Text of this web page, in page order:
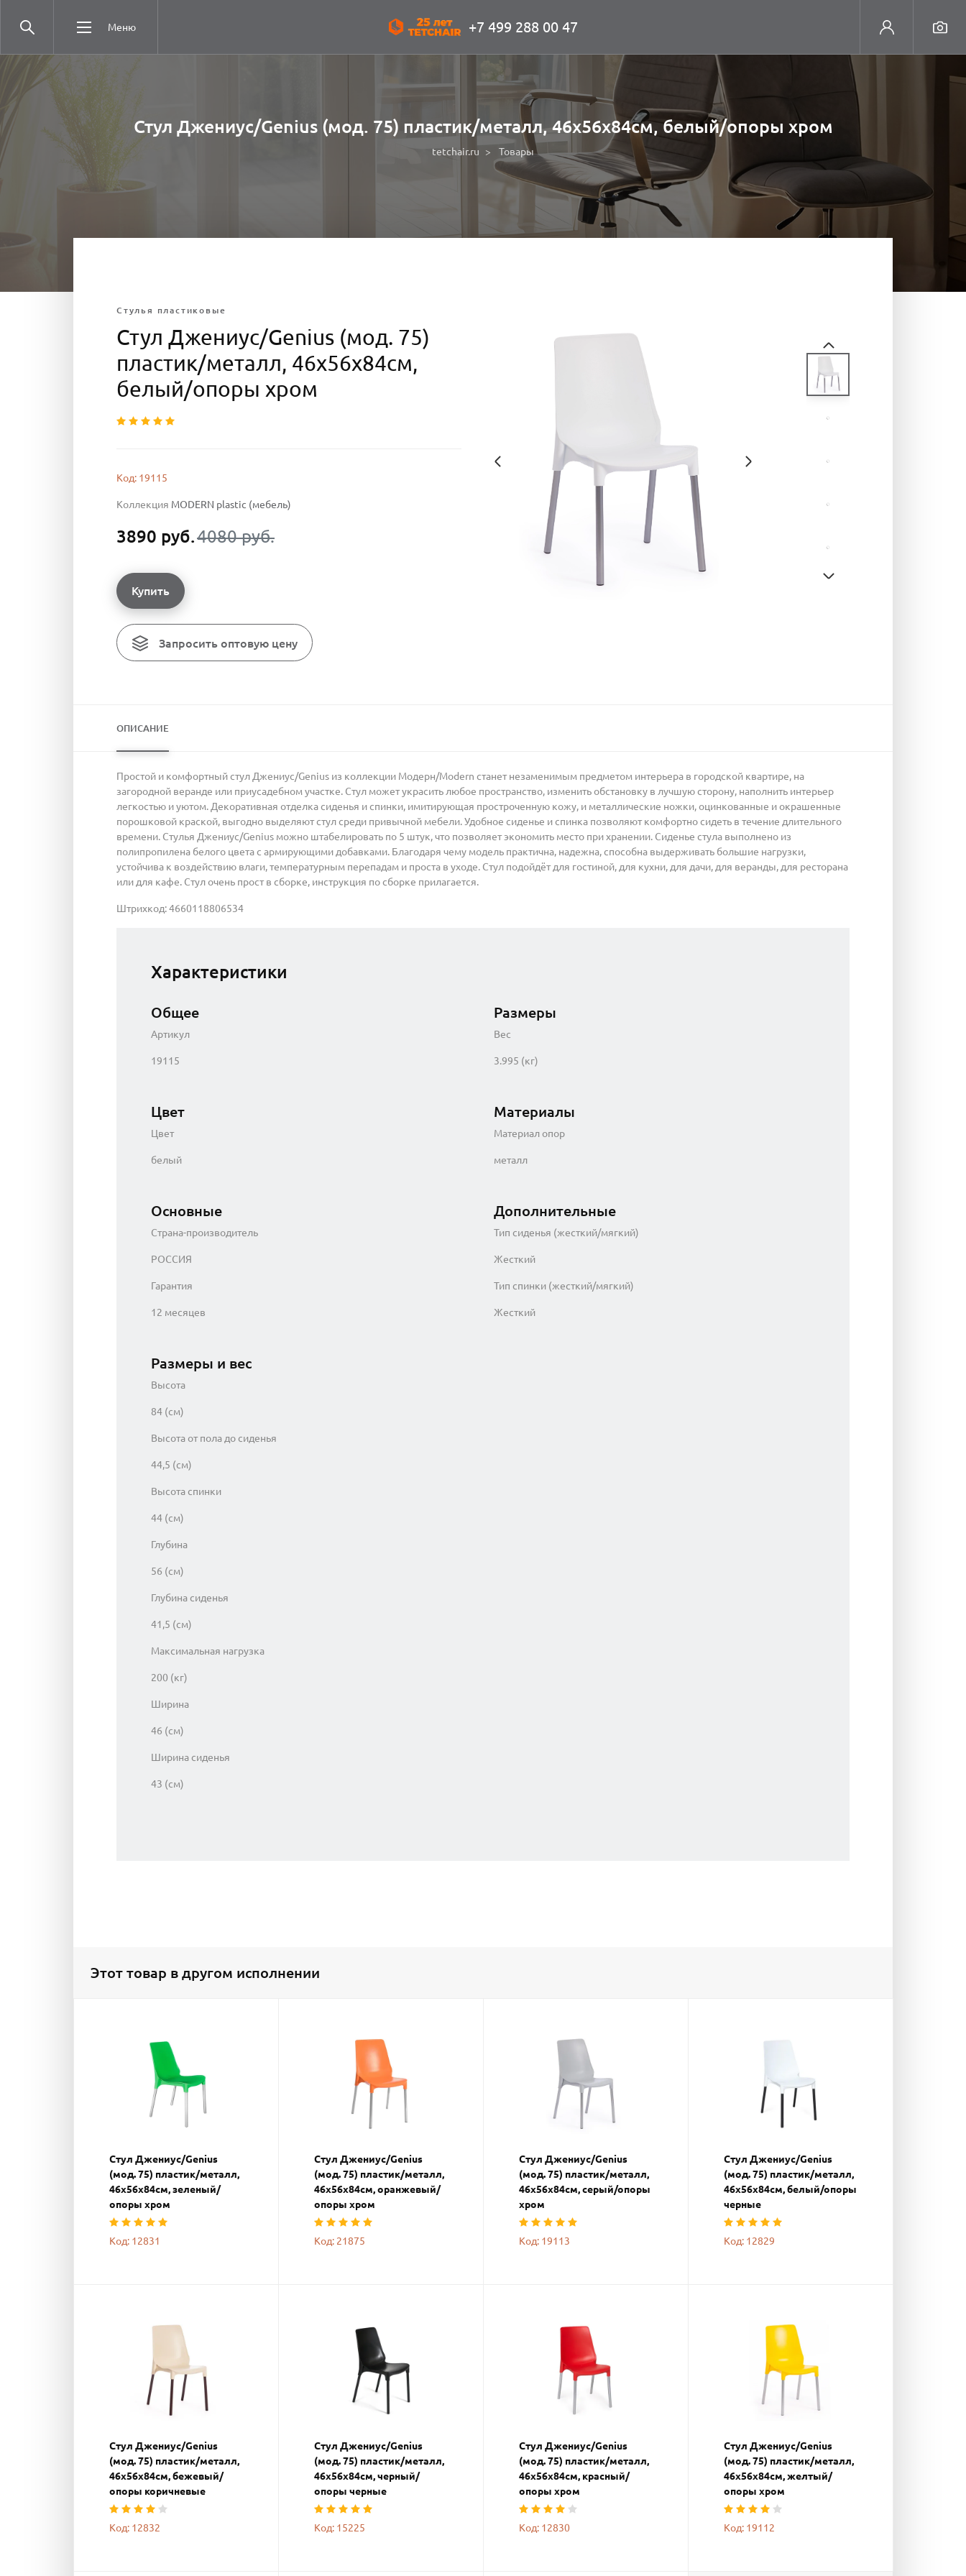
Меню +7 499 288 00 47
Стул Джениус/Genius (мод. 75) пластик/металл, 46x56x84cм, белый/опоры хром
tetchair.ru Товары
Стулья плаcтиковые
Стул Джениус/Genius (мод. 75)
пластик/металл, 46x56x84cм,
белый/опоры хром
Код: 19115
Коллекция MODERN plastic (мебель)
3890 руб.4080 руб.
Купить
Запросить оптовую цену
ОПИСАНИЕ
Простой и комфортный стул Джениус/Genius из коллекции Модерн/Modern станет незаменимым предметом интерьера в городской квартире, на
загородной веранде или приусадебном участке. Стул может украсить любое пространство, изменить обстановку в лучшую сторону, наполнить интерьер
легкостью и уютом. Декоративная отделка сиденья и спинки, имитирующая простроченную кожу, и металлические ножки, оцинкованные и окрашенные
порошковой краской, выгодно выделяют стул среди привычной мебели. Удобное сиденье и спинка позволяют комфортно сидеть в течение длительного
времени. Стулья Джениус/Genius можно штабелировать по 5 штук, что позволяет экономить место при хранении. Сиденье стула выполнено из
полипропилена белого цвета с армирующими добавками. Благодаря чему модель практична, надежна, способна выдерживать большие нагрузки,
устойчива к воздействию влаги, температурным перепадам и проста в уходе. Стул подойдёт для гостиной, для кухни, для дачи, для веранды, для ресторана
или для кафе. Стул очень прост в сборке, инструкция по сборке прилагается.
Штрихкод: 4660118806534
Характеристики
Общее
Артикул
19115
Цвет
Цвет
белый
Основные
Страна-производитель
РОССИЯ
Гарантия
12 месяцев
Размеры и вес
Высота
84 (см)
Высота от пола до сиденья
44,5 (см)
Высота спинки
44 (см)
Глубина
56 (см)
Глубина сиденья
41,5 (см)
Максимальная нагрузка
200 (кг)
Ширина
46 (см)
Ширина сиденья
43 (см)
Размеры
Вес
3.995 (кг)
Материалы
Материал опор
металл
Дополнительные
Тип сиденья (жесткий/мягкий)
Жесткий
Тип спинки (жесткий/мягкий)
Жесткий
Этот товар в другом исполнении
Стул Джениус/Genius
(мод. 75) пластик/металл,
46x56x84cм, зеленый/
опоры хром
Код: 12831
Стул Джениус/Genius
(мод. 75) пластик/металл,
46x56x84cм, оранжевый/
опоры хром
Код: 21875
Стул Джениус/Genius
(мод. 75) пластик/металл,
46x56x84cм, серый/опоры
хром
Код: 19113
Стул Джениус/Genius
(мод. 75) пластик/металл,
46x56x84cм, белый/опоры
черные
Код: 12829
Стул Джениус/Genius
(мод. 75) пластик/металл,
46x56x84cм, бежевый/
опоры коричневые
Код: 12832
Стул Джениус/Genius
(мод. 75) пластик/металл,
46x56x84cм, черный/
опоры черные
Код: 15225
Стул Джениус/Genius
(мод. 75) пластик/металл,
46x56x84cм, красный/
опоры хром
Код: 12830
Стул Джениус/Genius
(мод. 75) пластик/металл,
46x56x84cм, желтый/
опоры хром
Код: 19112